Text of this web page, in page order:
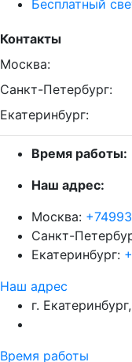
Бесплатный
Контакты
Москва:
Санкт-Петербург:
Екатеринбург:
Время работы:
Наш адрес:
Москва:
Санкт-
Екатеринбург:
Наш адрес
г.
Время работы